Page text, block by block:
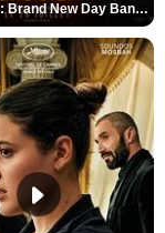
Spider-Man: Brand New Day Bande-annonce VO STFR